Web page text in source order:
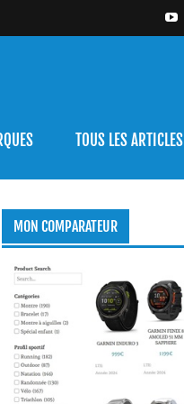
TOUS LES ARTICLES
MON COMPARATEUR